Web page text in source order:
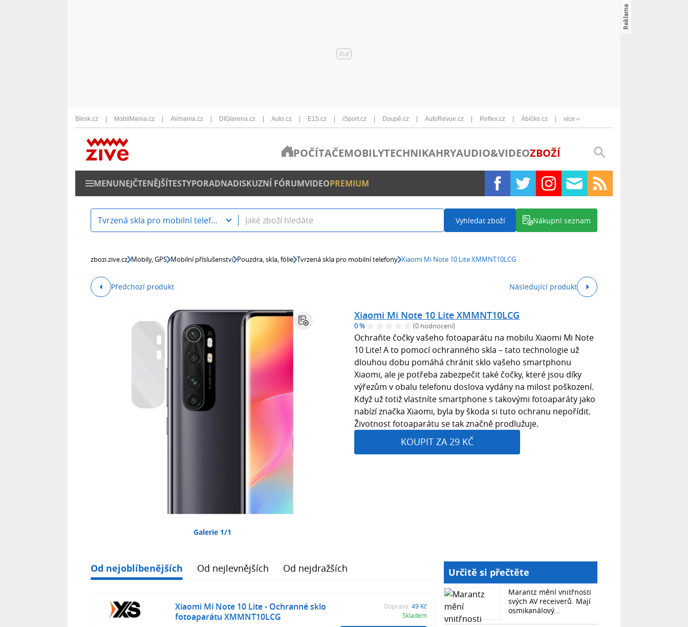
Blesk.cz MobilMania.cz AVmania.cz DIGIarena.cz Auto.cz E15.cz iSport.cz Doupě.cz AutoRevue.cz Reflex.cz Ábíčko.cz více
POČÍTAČEMOBILYTECHNIKAHRYAUDIO&VIDEOZBOŽÍ
MENUNEJČTENĚJŠÍTESTYPORADNADISKUZNÍ FÓRUMVIDEOPREMIUM
Tvrzená skla pro mobilní telefony Vyhledat zboží Nákupní seznam
zbozi.zive.cz Mobily, GPS Mobilní příslušenství Pouzdra, skla, fólie Tvrzená skla pro mobilní telefony Xiaomi Mi Note 10 Lite XMMNT10LCG
Předchozí produkt Následující produkt
Galerie 1/1
Xiaomi Mi Note 10 Lite XMMNT10LCG
0 % (0 hodnocení)
Ochraňte čočky vašeho fotoaparátu na mobilu Xiaomi Mi Note
10 Lite! A to pomocí ochranného skla – tato technologie už
dlouhou dobu pomáhá chránit sklo vašeho smartphonu
Xiaomi, ale je potřeba zabezpečit také čočky, které jsou díky
výřezům v obalu telefonu doslova vydány na milost poškození.
Když už totiž vlastníte smartphone s takovými fotoaparáty jako
nabízí značka Xiaomi, byla by škoda si tuto ochranu nepořídit.
Životnost fotoaparátu se tak značně prodlužuje.
KOUPIT ZA 29 KČ
Od nejoblíbenějších Od nejlevnějších Od nejdražších
Xiaomi Mi Note 10 Lite - Ochranné sklo
fotoaparátu XMMNT10LCG
Doprava: 49 Kč
Skladem
Určitě si přečtěte
Marantz mění vnitřnosti
svých AV receiverů. Mají
osmikanálový...